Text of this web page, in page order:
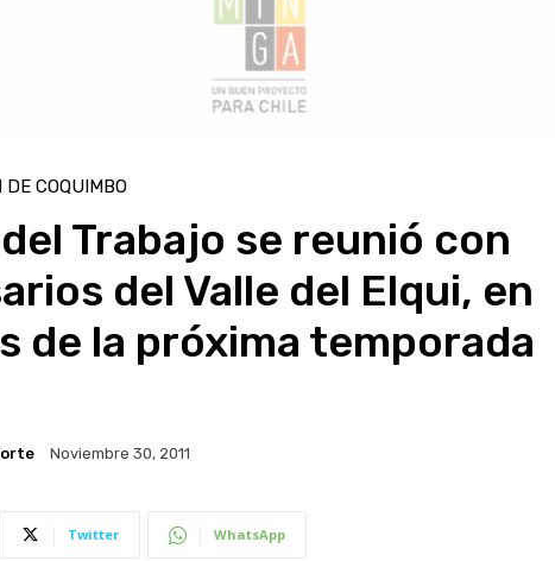
DE COQUIMBO
Trabajo se reunió con
del Valle del Elqui, en
de la próxima temporada
Noviembre 30, 2011
Twitter WhatsApp